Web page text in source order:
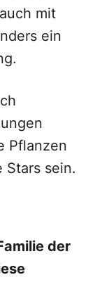
mit
ein
Pflanzen
Stars sein.
der